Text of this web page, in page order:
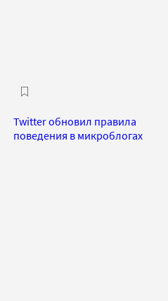
Twitter обновил правила
поведения в микроблогах